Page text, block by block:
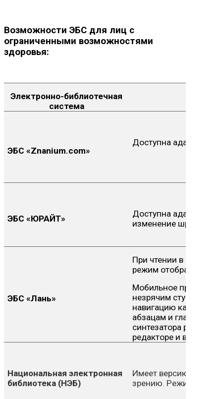
Возможности ЭБС для лиц с
ограниченными возможностями
здоровья:
Электронно-библиотечная
система
ЭБС «Znanium.com»
Доступна
ЭБС «ЮРАЙТ»
Доступна
изменение шрифта.
ЭБС «Лань»
При чтении в ЭБС
режим отображения
Мобильное
незрячим студентам
навигацию как
абзацам и главам
синтезатора речи и
редакторе и верстку
Национальная электронная
библиотека (НЭБ)
Имеет версию сайта
зрению. Режим для